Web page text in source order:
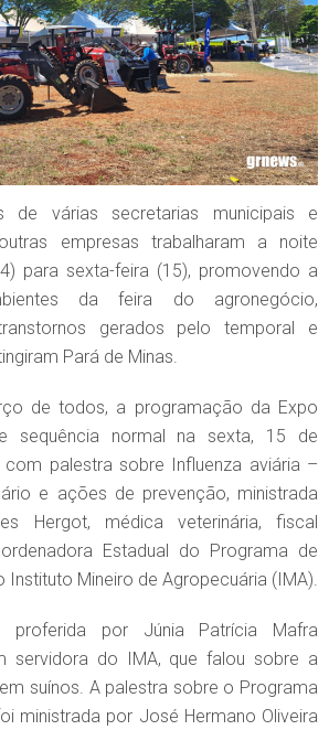
de várias secretarias municipais e
empresas trabalharam a noite
para sexta-feira (15), promovendo a
da feira do agronegócio,
gerados pelo temporal e
Pará de Minas.
de todos, a programação da Expo
sequência normal na sexta, 15 de
palestra sobre Influenza aviária –
e ações de prevenção, ministrada
Hergot, médica veterinária, fiscal
Estadual do Programa de
Instituto Mineiro de Agropecuária (IMA).
proferida por Júnia Patrícia Mafra
servidora do IMA, que falou sobre a
suínos. A palestra sobre o Programa
ministrada por José Hermano Oliveira